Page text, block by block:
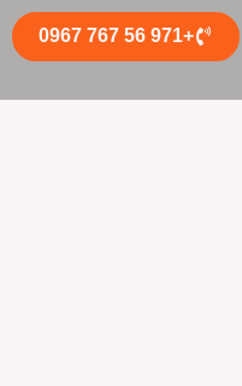
+971 56 767 0967